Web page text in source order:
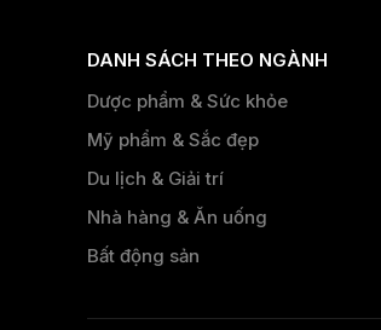
DANH SÁCH THEO NGÀNH
Dược phẩm & Sức khỏe
Mỹ phẩm & Sắc đẹp
Du lịch & Giải trí
Nhà hàng & Ăn uống
Bất động sản